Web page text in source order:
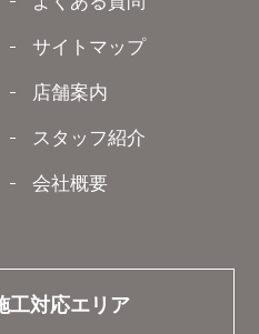
サイトマップ
店舗案内
スタッフ紹介
会社概要
工対応エリア